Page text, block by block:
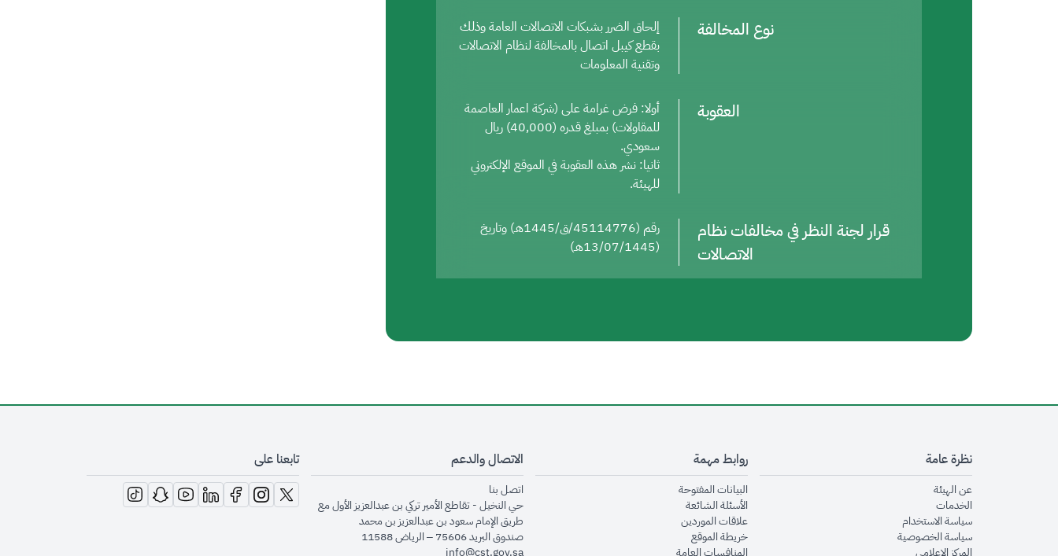
نوع المخالفة
إلحاق الضرر بشبكات الاتصالات العامة وذلك
بقطع كيبل اتصال بالمخالفة لنظام الاتصالات
وتقنية المعلومات
العقوبة
أولا: فرض غرامة على (شركة اعمار العاصمة
للمقاولات) بمبلغ قدره (40,000) ريال
سعودي.
ثانيا: نشر هذه العقوبة في الموقع الإلكتروني
للهيئة.
قرار لجنة النظر في مخالفات نظام
الاتصالات
رقم (45114776/ق/1445هـ) وتاريخ
(13/07/1445هـ)
نظرة عامة
عن الهيئةopens in new window
الخدماتopens in new window
سياسة الاستخدام
سياسة الخصوصيةopens in new window
المركز الإعلاميopens in new window
روابط مهمة
البيانات المفتوحةopens in new window
الأسئلة الشائعةopens in new window
علاقات الموردينopens in new window
خريطة الموقعopens in new window
المنافسات العامةopens in new window
الاتصال والدعم
اتصل بنا
حي النخيل - تقاطع الأمير تركي بن عبدالعزيز الأول مع
طريق الإمام سعود بن عبدالعزيز بن محمد
صندوق البريد 75606 – الرياض 11588
info@cst.gov.sa
تابعنا على
opens in new window
opens in new window
opens in new window
opens in new window
opens in new window
opens in new window
opens in new window